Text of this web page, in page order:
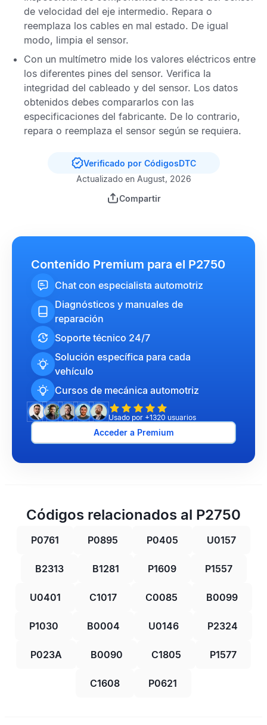
de velocidad del eje intermedio. Repara o
reemplaza los cables en mal estado. De igual
modo, limpia el sensor.
Con un multímetro mide los valores eléctricos entre
los diferentes pines del sensor. Verifica la
integridad del cableado y del sensor. Los datos
obtenidos debes compararlos con las
especificaciones del fabricante. De lo contrario,
repara o reemplaza el sensor según se requiera.
Verificado por CódigosDTC
Actualizado en August, 2026
Compartir
Contenido Premium para el P2750
Chat con especialista automotriz
Diagnósticos y manuales de
reparación
Soporte técnico 24/7
Solución específica para cada
vehículo
Cursos de mecánica automotriz
Usado por +1320 usuarios
Acceder a Premium
Códigos relacionados al P2750
P0761 P0895 P0405 U0157
B2313 B1281 P1609 P1557
U0401 C1017 C0085 B0099
P1030 B0004 U0146 P2324
P023A B0090 C1805 P1577
C1608 P0621